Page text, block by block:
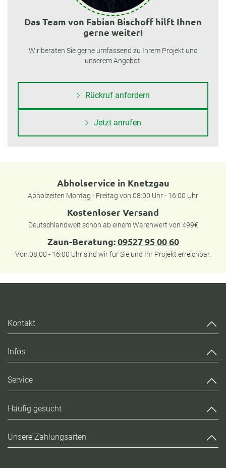
Das Team von Fabian Bischoff hilft Ihnen
gerne weiter!
Wir beraten Sie gerne umfassend zu Ihrem Projekt und
unserem Angebot.
Rückruf anfordern
Jetzt anrufen
Abholservice in Knetzgau
Abholzeiten Montag - Freitag von 08:00 Uhr - 16:00 Uhr
Kostenloser Versand
Deutschlandweit schon ab einem Warenwert von 499€
Zaun-Beratung:09527 95 00 60
Von 08:00 - 16:00 Uhr sind wir für Sie und Ihr Projekt erreichbar.
Kontakt
Infos
Service
Häufig gesucht
Unsere Zahlungsarten